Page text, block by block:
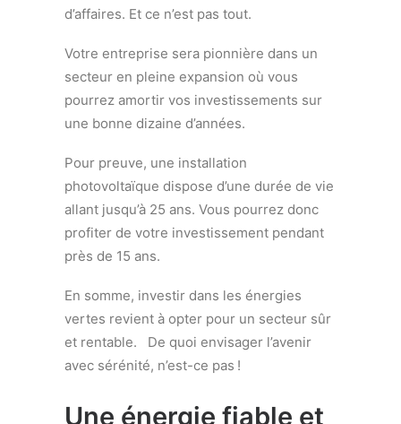
d’affaires. Et ce n’est pas tout.
Votre entreprise sera pionnière dans un
secteur en pleine expansion où vous
pourrez amortir vos investissements sur
une bonne dizaine d’années.
Pour preuve, une installation
photovoltaïque dispose d’une durée de vie
allant jusqu’à 25 ans. Vous pourrez donc
profiter de votre investissement pendant
près de 15 ans.
En somme, investir dans les énergies
vertes revient à opter pour un secteur sûr
et rentable. De quoi envisager l’avenir
avec sérénité, n’est-ce pas !
Une énergie fiable et